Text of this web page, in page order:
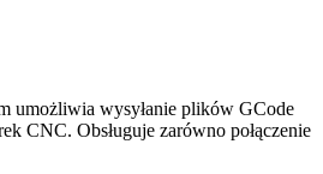
umożliwia wysyłanie plików GCode
CNC. Obsługuje zarówno połączenie